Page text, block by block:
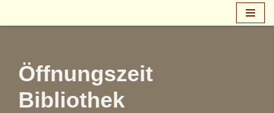
springen
Öffnungszeit
Bibliothek